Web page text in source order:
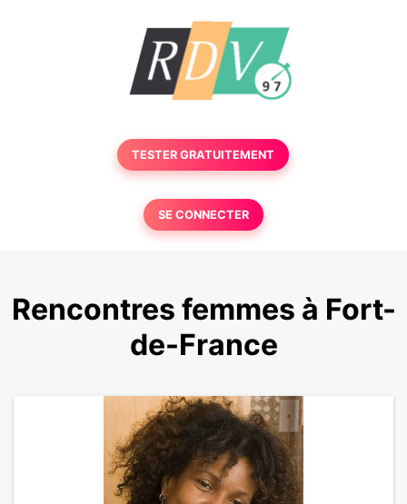
TESTER GRATUITEMENT
SE CONNECTER
Rencontres femmes à Fort-
de-France